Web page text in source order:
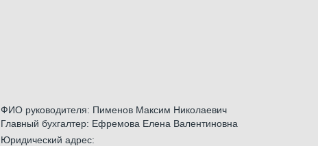
ФИО руководителя: Пименов Максим Николаевич
Главный бухгалтер: Ефремова Елена Валентиновна
Юридический адрес: